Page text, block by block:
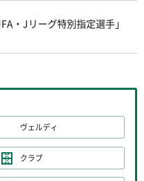
・Jリーグ特別指定選手」
ヴェルディ
クラブ